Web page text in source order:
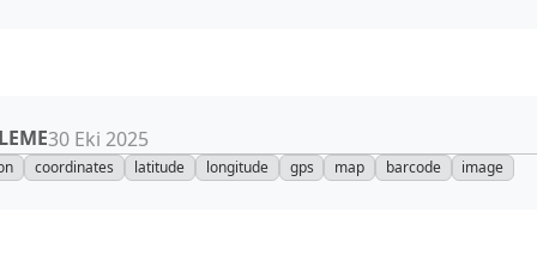
30 Eki 2025
coordinates latitude longitude gps map barcode image